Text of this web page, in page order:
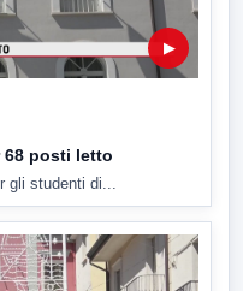
▶
68 posti letto
gli studenti di...